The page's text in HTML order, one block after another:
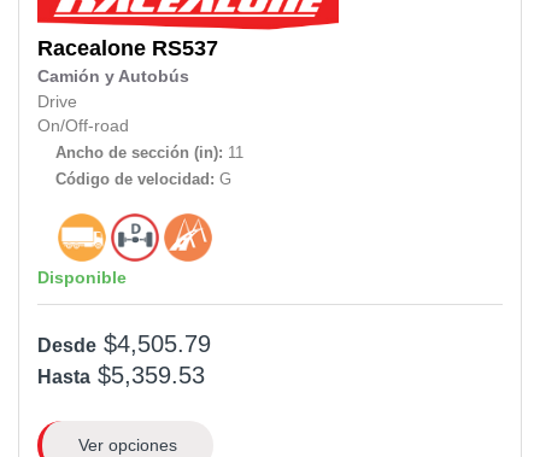
Racealone RS537
Camión y Autobús
Drive
On/Off-road
Ancho de sección (in): 11
Código de velocidad: G
Disponible
Desde $4,505.79
Hasta $5,359.53
Ver opciones